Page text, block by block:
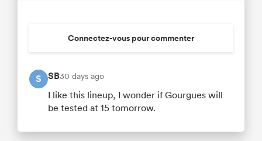
Connectez-vous pour commenter
S SB30 days ago
I like this lineup, I wonder if Gourgues will
be tested at 15 tomorrow.